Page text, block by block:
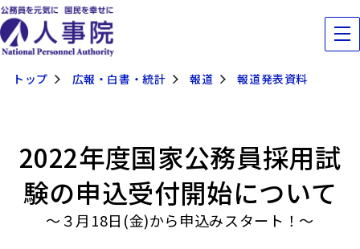
トップ 広報・白書・統計 報道 報道発表資料
2022年度国家公務員採用試
験の申込受付開始について
～３月18日(金)から申込みスタート！～